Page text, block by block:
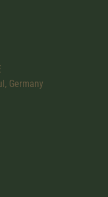
Germany